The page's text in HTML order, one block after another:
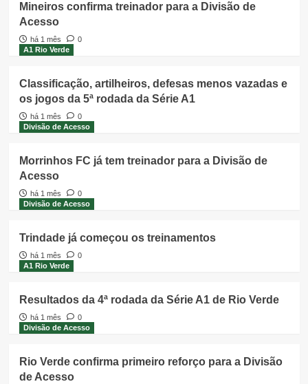
Mineiros confirma treinador para a Divisão de
Acesso
há 1 mês
0
A1 Rio Verde
Classificação, artilheiros, defesas menos vazadas e
os jogos da 5ª rodada da Série A1
há 1 mês
0
Divisão de Acesso
Morrinhos FC já tem treinador para a Divisão de
Acesso
há 1 mês
0
Divisão de Acesso
Trindade já começou os treinamentos
há 1 mês
0
A1 Rio Verde
Resultados da 4ª rodada da Série A1 de Rio Verde
há 1 mês
0
Divisão de Acesso
Rio Verde confirma primeiro reforço para a Divisão
de Acesso